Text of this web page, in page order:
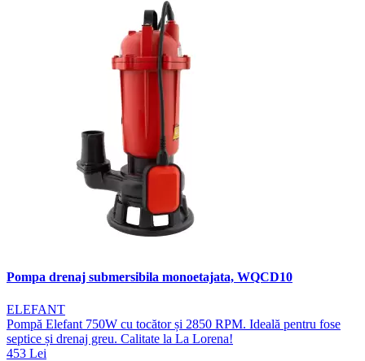
Pompa drenaj submersibila monoetajata, WQCD10
ELEFANT
Pompă Elefant 750W cu tocător și 2850 RPM. Ideală pentru fose
septice și drenaj greu. Calitate la La Lorena!
453 Lei